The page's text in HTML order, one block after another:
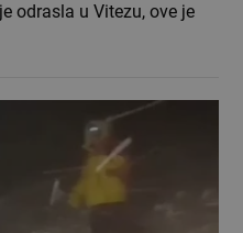
odrasla u Vitezu, ove je